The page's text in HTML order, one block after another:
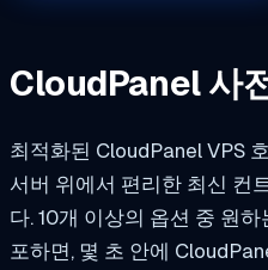
CloudPanel 사
최적화된 CloudPanel VPS
서버 위에서 편리한 최신 컨
다. 10개 이상의 옵션 중 원
포하면, 몇 초 안에